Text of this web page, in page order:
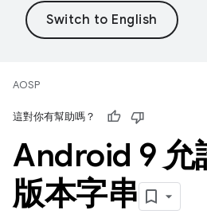
AOSP
這對你有幫助嗎？
Android 9 允
版本字串